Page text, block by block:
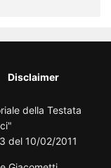
Disclaimer
della Testata
del 10/02/2011